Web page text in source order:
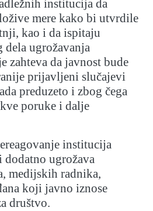
institucija da
mere kako bi utvrdile
kao i da ispitaju
ugrožavanja
zahteva da javnost bude
prijavljeni slučajevi
preduzeto i zbog čega
poruke i dalje
institucija
ugrožava
medijskih radnika,
koji javno iznose
društvo.